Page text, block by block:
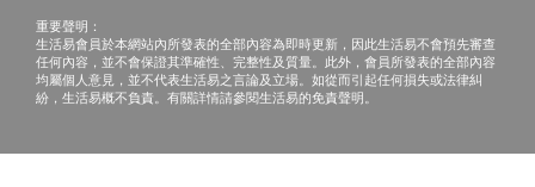
腎功能
鈉
鉀
尿酸
重要聲明：
生活易會員於本網站內所發表的全部內容為即時更新，因此生活易不會預先審查
任何內容，並不會保證其準確性、完整性及質量。此外，會員所發表的全部內容
均屬個人意見，並不代表生活易之言論及立場。如從而引起任何損失或法律糾
紛，生活易概不負責。有關詳情請參閱生活易的免責聲明。